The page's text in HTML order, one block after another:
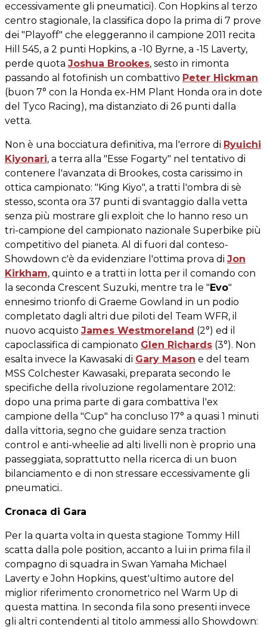
eccessivamente gli pneumatici). Con Hopkins al terzo
centro stagionale, la classifica dopo la prima di 7 prove
dei "Playoff" che eleggeranno il campione 2011 recita
Hill 545, a 2 punti Hopkins, a -10 Byrne, a -15 Laverty,
perde quota Joshua Brookes, sesto in rimonta
passando al fotofinish un combattivo Peter Hickman
(buon 7° con la Honda ex-HM Plant Honda ora in dote
del Tyco Racing), ma distanziato di 26 punti dalla
vetta.
Non è una bocciatura definitiva, ma l'errore di Ryuichi
Kiyonari, a terra alla "Esse Fogarty" nel tentativo di
contenere l'avanzata di Brookes, costa carissimo in
ottica campionato: "King Kiyo", a tratti l'ombra di sè
stesso, sconta ora 37 punti di svantaggio dalla vetta
senza più mostrare gli exploit che lo hanno reso un
tri-campione del campionato nazionale Superbike più
competitivo del pianeta. Al di fuori dal conteso-
Showdown c'è da evidenziare l'ottima prova di Jon
Kirkham, quinto e a tratti in lotta per il comando con
la seconda Crescent Suzuki, mentre tra le " Evo"
ennesimo trionfo di Graeme Gowland in un podio
completato dagli altri due piloti del Team WFR, il
nuovo acquisto James Westmoreland (2°) ed il
capoclassifica di campionato Glen Richards (3°). Non
esalta invece la Kawasaki di Gary Mason e del team
MSS Colchester Kawasaki, preparata secondo le
specifiche della rivoluzione regolamentare 2012:
dopo una prima parte di gara combattiva l'ex
campione della "Cup" ha concluso 17° a quasi 1 minuti
dalla vittoria, segno che guidare senza traction
control e anti-wheelie ad alti livelli non è proprio una
passeggiata, soprattutto nella ricerca di un buon
bilanciamento e di non stressare eccessivamente gli
pneumatici..
Cronaca di Gara
Per la quarta volta in questa stagione Tommy Hill
scatta dalla pole position, accanto a lui in prima fila il
compagno di squadra in Swan Yamaha Michael
Laverty e John Hopkins, quest'ultimo autore del
miglior riferimento cronometrico nel Warm Up di
questa mattina. In seconda fila sono presenti invece
gli altri contendenti al titolo ammessi allo Showdown: